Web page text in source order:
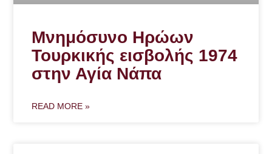
Μνημόσυνο Ηρώων
Τουρκικής εισβολής 1974
στην Αγία Νάπα
READ MORE »